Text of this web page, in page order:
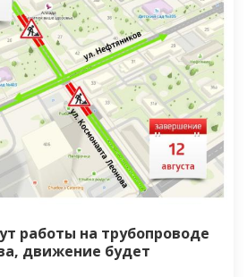
работы на трубопроводе
движение будет